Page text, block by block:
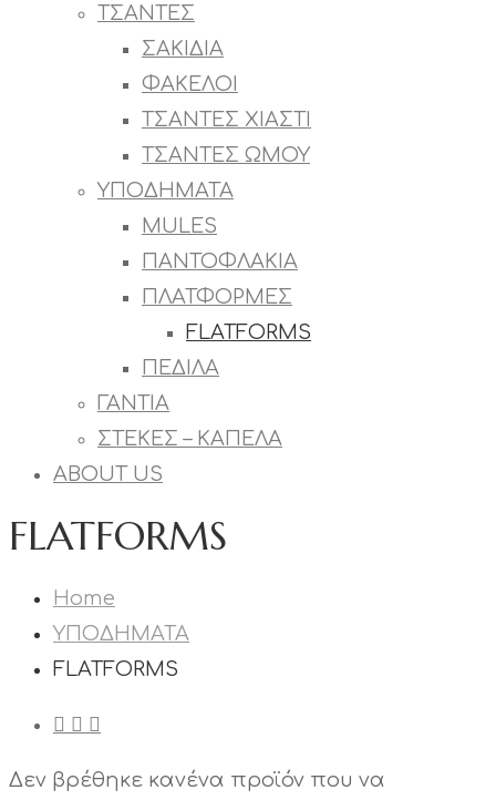
ΤΣΑΝΤΕΣ
ΣΑΚΙΔΙΑ
ΦΑΚΕΛΟΙ
ΤΣΑΝΤΕΣ ΧΙΑΣΤΙ
ΤΣΑΝΤΕΣ ΩΜΟΥ
ΥΠΟΔΗΜΑΤΑ
MULES
ΠΑΝΤΟΦΛΑΚΙΑ
ΠΛΑΤΦΟΡΜΕΣ
FLATFORMS
ΠΕΔΙΛΑ
ΓΑΝΤΙΑ
ΣΤΕΚΕΣ – ΚΑΠΕΛΑ
ABOUT US
FLATFORMS
Home
ΥΠΟΔΗΜΑΤΑ
FLATFORMS
Δεν βρέθηκε κανένα προϊόν που να